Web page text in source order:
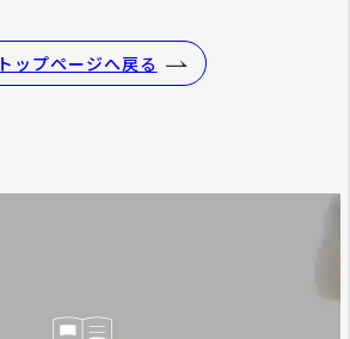
トップページへ戻る